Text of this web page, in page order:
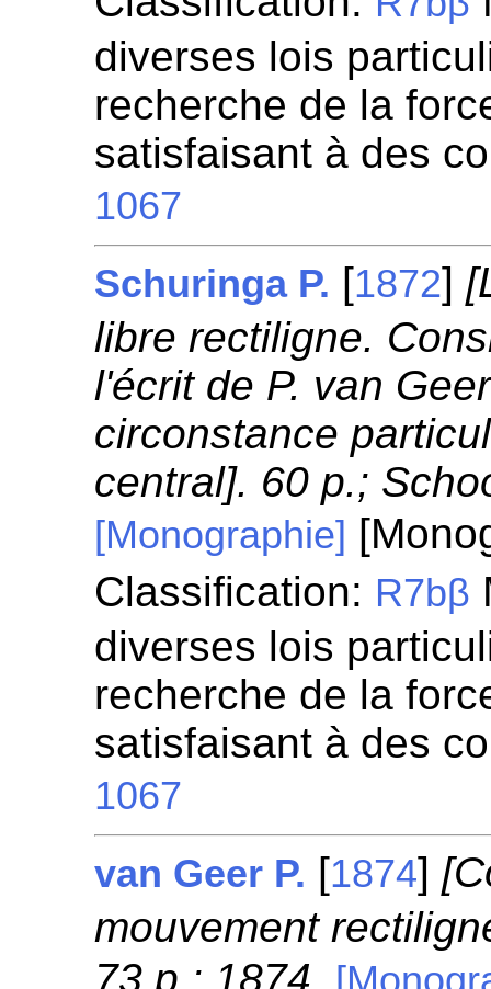
diverses lois
recherche de la
satisfaisant à des
1067
Schuringa P. [1872]
libre rectiligne.
l'écrit de P. van
circonstance
central]. 60 p.;
[Monographie]
Classification: R7bβ
diverses lois
recherche de la
satisfaisant à des
1067
van Geer P. [1874]
mouvement
73 p.; 1874.